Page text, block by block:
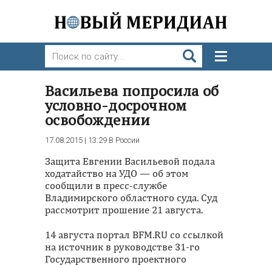
Васильева попросила об
условно-досрочном
освобождении
17.08.2015 | 13:29 В России
Защита Евгении Васильевой подала
ходатайство на УДО — об этом
сообщили в пресс-службе
Владимирского областного суда. Суд
рассмотрит прошение 21 августа.
14 августа портал BFM.RU со ссылкой
на источник в руководстве 31-го
Государственного проектного